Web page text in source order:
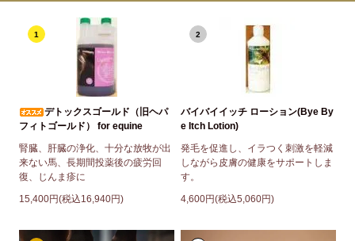
1
デトックスゴールド（旧ヘパ
フィトゴールド） for equine
腎臓、肝臓の浄化、十分な放牧が出
来ない馬、長期間投薬後の疲労回
復、じんま疹に
15,400円(税込16,940円)
2
バイバイイッチ ローション(Bye By
e Itch Lotion)
発毛を促進し、イラつく刺激を軽減
しながら皮膚の健康をサポートしま
す。
4,600円(税込5,060円)